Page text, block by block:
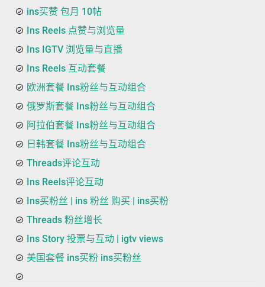
ins买赞 包月 10帖
Ins Reels 点赞与浏览量
Ins IGTV 浏览量与直播
Ins Reels 互动套餐
欧洲套餐 Ins粉丝与互动组合
俄罗斯套餐 Ins粉丝与互动组合
阿拉伯套餐 Ins粉丝与互动组合
日韩套餐 Ins粉丝与互动组合
Threads评论互动
Ins Reels评论互动
Ins买粉丝 | ins 粉丝 购买 | ins买粉
Threads 粉丝增长
Ins Story 投票与互动 | igtv views
美国套餐 ins买粉 ins买粉丝